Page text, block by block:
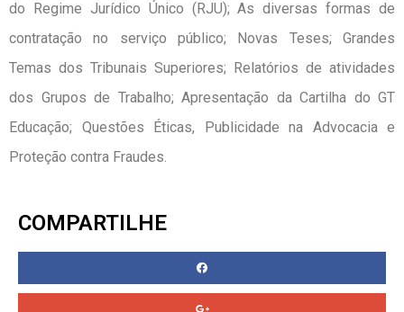
do Regime Jurídico Único (RJU); As diversas formas de
contratação no serviço público; Novas Teses; Grandes
Temas dos Tribunais Superiores; Relatórios de atividades
dos Grupos de Trabalho; Apresentação da Cartilha do GT
Educação; Questões Éticas, Publicidade na Advocacia e
Proteção contra Fraudes.
COMPARTILHE